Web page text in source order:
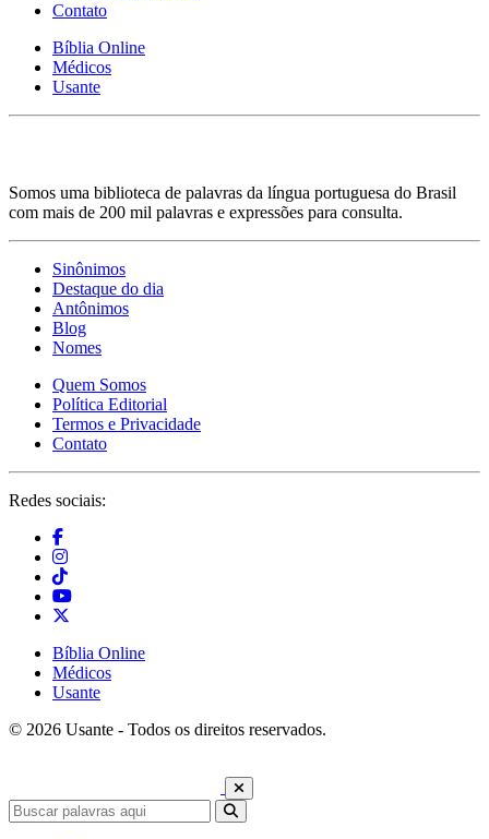
Contato
Bíblia Online
Médicos
Usante
Somos uma biblioteca de palavras da língua portuguesa do Brasil
com mais de 200 mil palavras e expressões para consulta.
Sinônimos
Destaque do dia
Antônimos
Blog
Nomes
Quem Somos
Política Editorial
Termos e Privacidade
Contato
Redes sociais:
Bíblia Online
Médicos
Usante
© 2026 Usante - Todos os direitos reservados.